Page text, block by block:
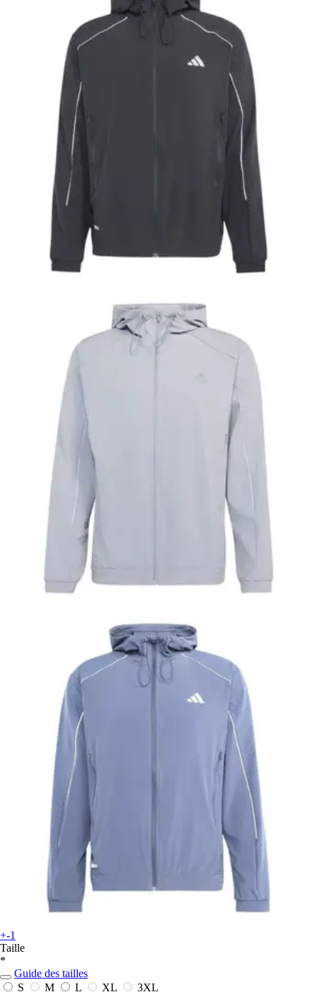
+-1
Taille
*
Guide des tailles
S
M L XL 3XL